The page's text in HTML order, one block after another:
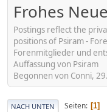
Frohes
Postings reflect the
positions of Psiram -
Forenmitglieder und
Auffassung von Psiram
Begonnen von Conni,
NACH UNTEN Seiten 1